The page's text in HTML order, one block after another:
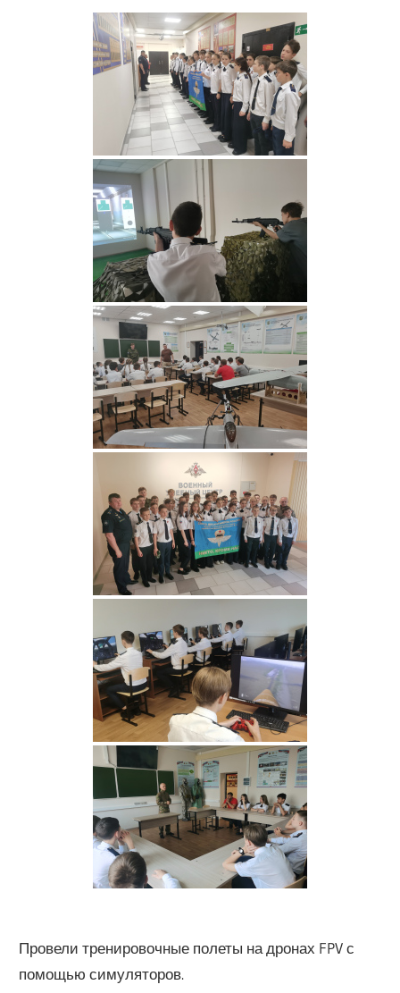
Провели тренировочные полеты на дронах FPV с
помощью симуляторов.